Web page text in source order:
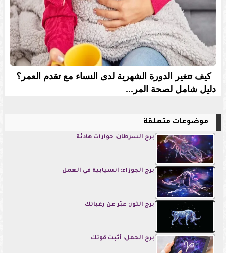
كيف تتغير الدورة الشهرية لدى النساء مع تقدم العمر؟
دليل شامل لصحة المر...
موضوعات متعلقة
برج السرطان: حوارات هادئة
برج الجوزاء: انسيابية في العمل
برج الثور: عبّر عن رغباتك
برج الحمل: أثبت قوتك